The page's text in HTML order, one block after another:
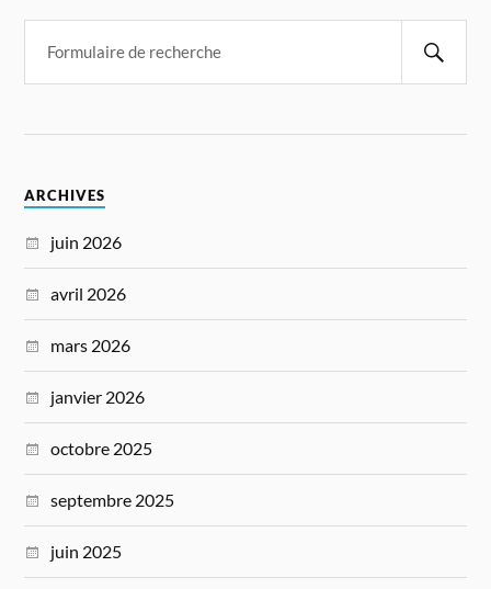
ARCHIVES
juin 2026
avril 2026
mars 2026
janvier 2026
octobre 2025
septembre 2025
juin 2025